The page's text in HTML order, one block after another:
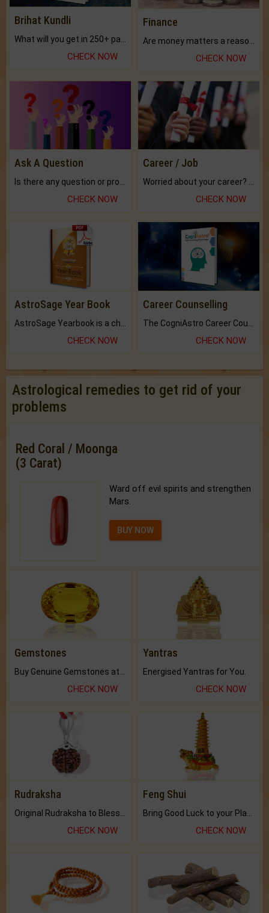
Brihat Kundli
CHECK NOW
Finance
CHECK NOW
Ask A Question
CHECK NOW
Career / Job
CHECK NOW
AstroSage Year Book
CHECK NOW
Career Counselling
CHECK NOW
Astrological remedies to get rid of your
problems
Red Coral / Moonga
(3 Carat)
Ward off evil spirits and strengthen
Mars.
BUY NOW
Gemstones
CHECK NOW
Yantras
Energised Yantras for You.
CHECK NOW
Rudraksha
CHECK NOW
Feng Shui
CHECK NOW